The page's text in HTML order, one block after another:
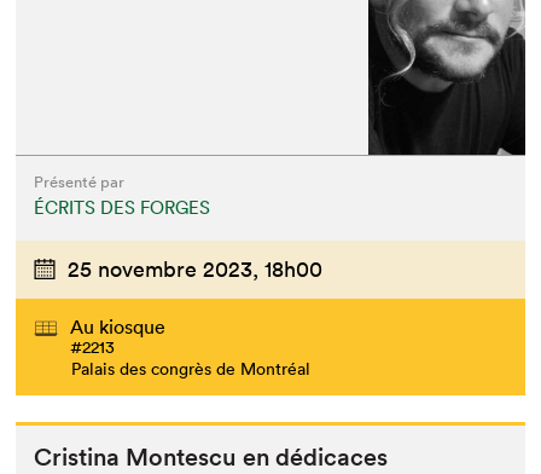
Présenté par
ÉCRITS DES FORGES
25 novembre 2023, 18h00
Au kiosque
#2213
Palais des congrès de Montréal
Cristi­na Mon­tes­cu en dédicaces